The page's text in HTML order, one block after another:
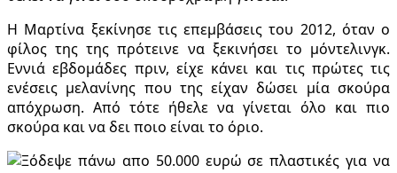
Η Μαρτίνα ξεκίνησε τις επεμβάσεις του 2012, όταν ο
φίλος της της πρότεινε να ξεκινήσει το μόντελινγκ.
Εννιά εβδομάδες πριν, είχε κάνει και τις πρώτες τις
ενέσεις μελανίνης που της είχαν δώσει μία σκούρα
απόχρωση. Από τότε ήθελε να γίνεται όλο και πιο
σκούρα και να δει ποιο είναι το όριο.